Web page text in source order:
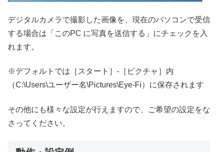
デジタルカメラで撮影した画像を、現在のパソコンで受信
する場合は「このPC に写真を送信する」にチェックを入
れます。
※デフォルトでは［スタート］-［ピクチャ］内
（C:\Users\ユーザー名\Pictures\Eye-Fi）に保存されます
その他にも様々な設定が行えますので、ご希望の設定をな
さってください。